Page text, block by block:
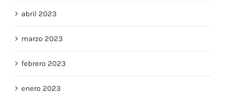
abril 2023
marzo 2023
febrero 2023
enero 2023